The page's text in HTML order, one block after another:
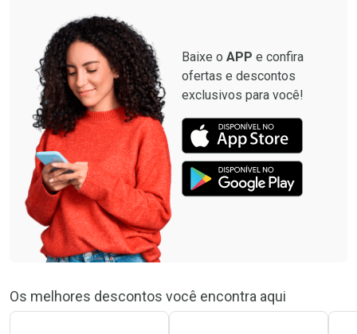
Baixe o APP e confira
ofertas e descontos
exclusivos para você!
Os melhores descontos você encontra aqui